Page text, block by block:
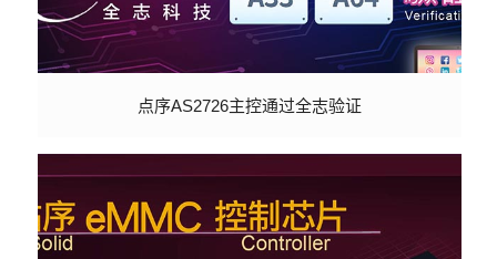
点序AS2726主控通过全志验证